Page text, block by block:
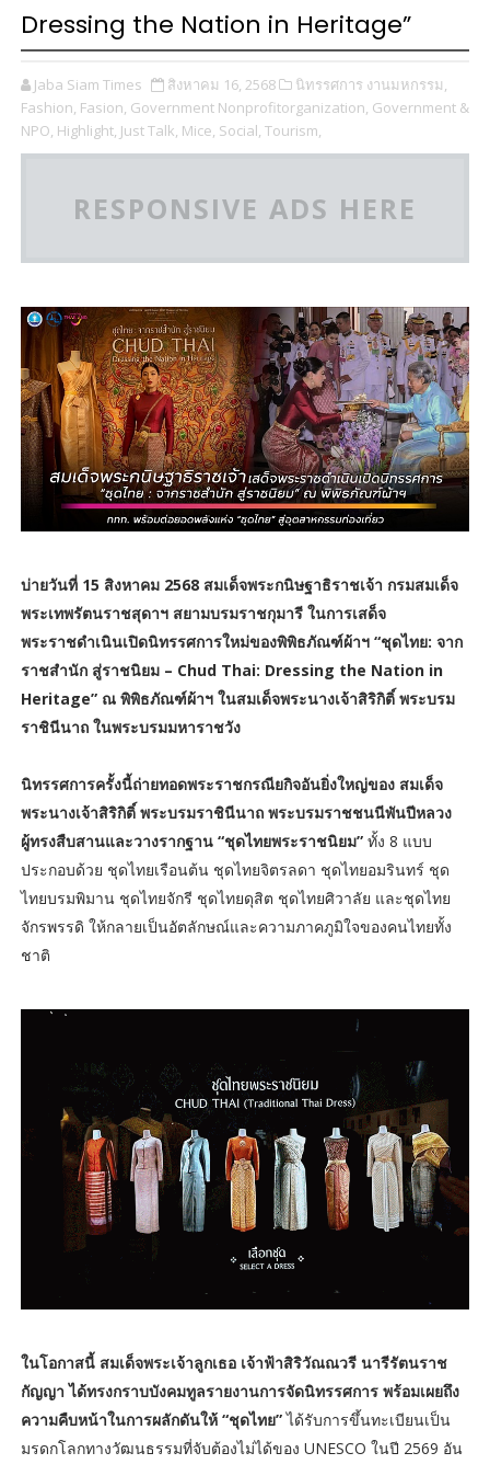
Dressing the Nation in Heritage”
Jaba Siam Times สิงหาคม 16, 2568
นิทรรศการ งานมหกรรม,
Fashion, Fasion, Government Nonprofitorganization, Government &
NPO, Highlight, Just Talk, Mice, Social, Tourism,
RESPONSIVE ADS HERE
บ่ายวันที่ 15 สิงหาคม 2568 สมเด็จพระกนิษฐาธิราชเจ้า กรมสมเด็จ
พระเทพรัตนราชสุดาฯ สยามบรมราชกุมารี ในการเสด็จ
พระราชดำเนินเปิดนิทรรศการใหม่ของพิพิธภัณฑ์ผ้าฯ “ชุดไทย: จาก
ราชสำนัก สู่ราชนิยม – Chud Thai: Dressing the Nation in
Heritage” ณ พิพิธภัณฑ์ผ้าฯ ในสมเด็จพระนางเจ้าสิริกิติ์ พระบรม
ราชินีนาถ ในพระบรมมหาราชวัง
นิทรรศการครั้งนี้ถ่ายทอดพระราชกรณียกิจอันยิ่งใหญ่ของ สมเด็จ
พระนางเจ้าสิริกิติ์ พระบรมราชินีนาถ พระบรมราชชนนีพันปีหลวง
ผู้ทรงสืบสานและวางรากฐาน “ชุดไทยพระราชนิยม”ทั้ง 8 แบบ
ประกอบด้วย ชุดไทยเรือนต้น ชุดไทยจิตรลดา ชุดไทยอมรินทร์ ชุด
ไทยบรมพิมาน ชุดไทยจักรี ชุดไทยดุสิต ชุดไทยศิวาลัย และชุดไทย
จักรพรรดิ ให้กลายเป็นอัตลักษณ์และความภาคภูมิใจของคนไทยทั้ง
ชาติ
ในโอกาสนี้ สมเด็จพระเจ้าลูกเธอ เจ้าฟ้าสิริวัณณวรี นารีรัตนราช
กัญญา ได้ทรงกราบบังคมทูลรายงานการจัดนิทรรศการ พร้อมเผยถึง
ความคืบหน้าในการผลักดันให้ “ชุดไทย”ได้รับการขึ้นทะเบียนเป็น
มรดกโลกทางวัฒนธรรมที่จับต้องไม่ได้ของ UNESCO ในปี 2569 อัน